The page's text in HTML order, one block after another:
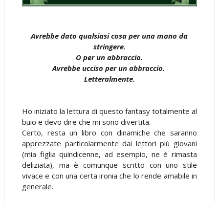
Avrebbe dato qualsiasi cosa per una mano da
stringere.
O per un abbraccio.
Avrebbe ucciso per un abbraccio.
Letteralmente.
Ho iniziato la lettura di questo fantasy totalmente al
buio e devo dire che mi sono divertita.
Certo, resta un libro con dinamiche che saranno
apprezzate particolarmente dai lettori più giovani
(mia figlia quindicenne, ad esempio, ne è rimasta
deliziata), ma è comunque scritto con uno stile
vivace e con una certa ironia che lo rende amabile in
generale.